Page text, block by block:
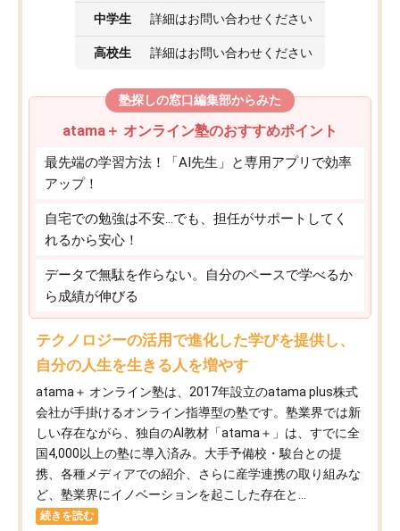
中学生 詳細はお問い合わせください
高校生 詳細はお問い合わせください
塾探しの窓口編集部からみた
atama＋ オンライン塾のおすすめポイント
最先端の学習方法！「AI先生」と専用アプリで効率
アップ！
自宅での勉強は不安…でも、担任がサポートしてく
れるから安心！
データで無駄を作らない。自分のペースで学べるか
ら成績が伸びる
テクノロジーの活用で進化した学びを提供し、
自分の人生を生きる人を増やす
atama＋ オンライン塾は、2017年設立のatama plus株式
会社が手掛けるオンライン指導型の塾です。塾業界では新
しい存在ながら、独自のAI教材「atama＋」は、すでに全
国4,000以上の塾に導入済み。大手予備校・駿台との提
携、各種メディアでの紹介、さらに産学連携の取り組みな
ど、塾業界にイノベーションを起こした存在と...
続きを読む